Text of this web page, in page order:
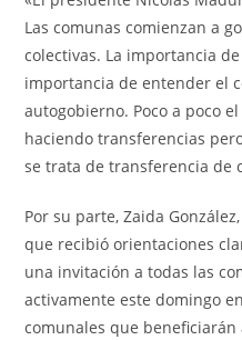
Las comunas comienzan a
colectivas. La importancia
importancia de entender el
autogobierno. Poco a poco
haciendo transferencias
se trata de transferencia de
Por su parte, Zaida
que recibió orientaciones
una invitación a todas las
activamente este domingo
comunales que